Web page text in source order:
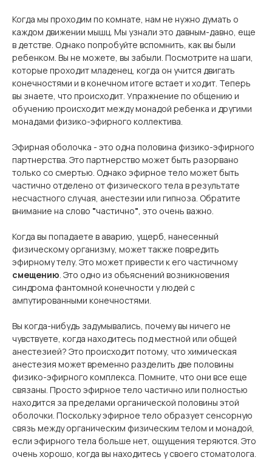
Когда мы проходим по комнате, нам не нужно думать о
каждом движении мышц. Мы узнали это давным-давно, еще
в детстве. Однако попробуйте вспомнить, как вы были
ребенком. Вы не можете, вы забыли. Посмотрите на шаги,
которые проходит младенец, когда он учится двигать
конечностями и в конечном итоге встает и ходит. Теперь
вы знаете, что происходит. Упражнение по общению и
обучению происходит между монадой ребенка и другими
монадами физико-эфирного коллектива.
Эфирная оболочка - это одна половина физико-эфирного
партнерства. Это партнерство может быть разорвано
только со смертью. Однако эфирное тело может быть
частично отделено от физического тела в результате
несчастного случая, анестезии или гипноза. Обратите
внимание на слово "частично", это очень важно.
Когда вы попадаете в аварию, ущерб, нанесенный
физическому организму, может также повредить
эфирному телу. Это может привести к его частичному
смещению. Это одно из объяснений возникновения
синдрома фантомной конечности у людей с
ампутированными конечностями.
Вы когда-нибудь задумывались, почему вы ничего не
чувствуете, когда находитесь под местной или общей
анестезией? Это происходит потому, что химическая
анестезия может временно разделить две половины
физико-эфирного комплекса. Помните, что они все еще
связаны. Просто эфирное тело частично или полностью
находится за пределами органической половины этой
оболочки. Поскольку эфирное тело образует сенсорную
связь между органическим физическим телом и монадой,
если эфирного тела больше нет, ощущения теряются. Это
очень хорошо, когда вы находитесь у своего стоматолога.